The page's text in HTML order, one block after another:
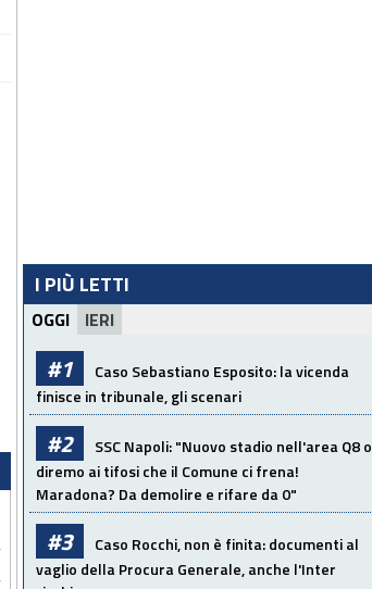
I PIÙ LETTI
OGGI IERI
#1
Caso Sebastiano Esposito: la vicenda
finisce in tribunale, gli scenari
#2
SSC Napoli: "Nuovo stadio nell'area Q8 o
diremo ai tifosi che il Comune ci frena!
Maradona? Da demolire e rifare da 0"
#3
Caso Rocchi, non è finita: documenti al
vaglio della Procura Generale, anche l'Inter